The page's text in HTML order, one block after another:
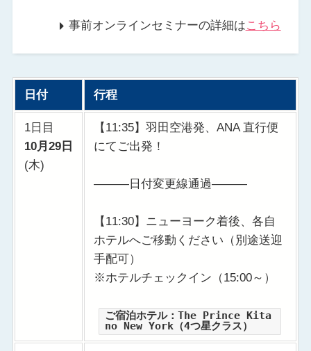
事前オンラインセミナーの詳細はこちら
日付 行程
1日目
10月29日
(木)
【11:35】羽田空港発、ANA 直行便
にてご出発！
———日付変更線通過———
【11:30】ニューヨーク着後、各自
ホテルへご移動ください（別途送迎
手配可）
※ホテルチェックイン（15:00～）
ご宿泊ホテル：The Prince Kita
no New York（4つ星クラス）